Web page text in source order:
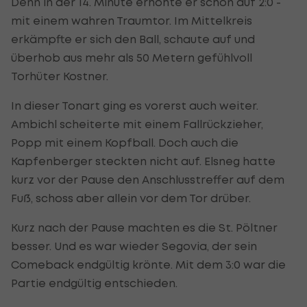
mit einem wahren Traumtor. Im Mittelkreis
erkämpfte er sich den Ball, schaute auf und
überhob aus mehr als 50 Metern gefühlvoll
Torhüter Kostner.
In dieser Tonart ging es vorerst auch weiter.
Ambichl scheiterte mit einem Fallrückzieher,
Popp mit einem Kopfball. Doch auch die
Kapfenberger steckten nicht auf. Elsneg hatte
kurz vor der Pause den Anschlusstreffer auf dem
Fuß, schoss aber allein vor dem Tor drüber.
Kurz nach der Pause machten es die St. Pöltner
besser. Und es war wieder Segovia, der sein
Comeback endgültig krönte. Mit dem 3:0 war die
Partie endgültig entschieden.